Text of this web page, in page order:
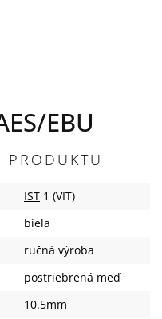
EBU
IST 1 (VIT)
biela
ručná výroba
postriebrená meď
10.5mm